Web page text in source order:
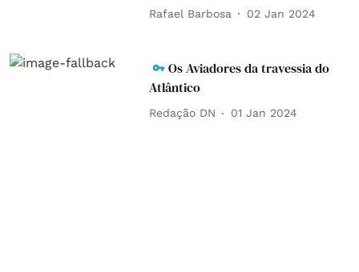
Rafael Barbosa 02 Jan 2024
Os Aviadores da travessia do
Atlântico
Redação DN 01 Jan 2024